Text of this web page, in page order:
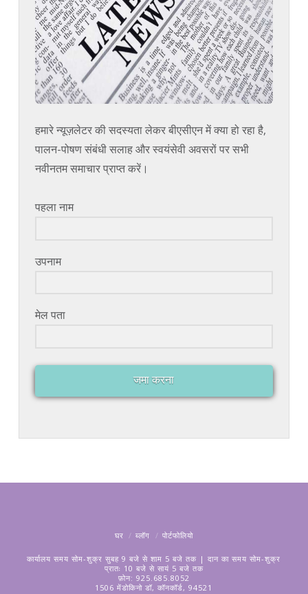
हमारे न्यूज़लेटर की सदस्यता लेकर बीएसीएन में क्या हो रहा है,
पालन-पोषण संबंधी सलाह और स्वयंसेवी अवसरों पर सभी
नवीनतम समाचार प्राप्त करें।
पहला नाम
उपनाम
मेल पता
जमा करना
घर ब्लॉग पोर्टफोलियो
कार्यालय समय सोम-शुक्र सुबह 9 बजे से शाम 5 बजे तक | दान का समय सोम-शुक्र
प्रातः 10 बजे से सायं 5 बजे तक
फ़ोन: 925.685.8052
1506 मेंडोकिनो डॉ, कॉनकॉर्ड, 94521